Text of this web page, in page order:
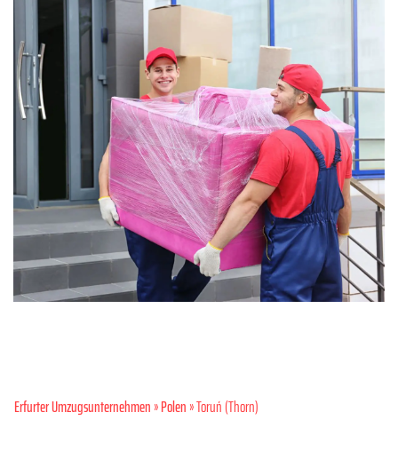
Erfurter Umzugsunternehmen»Polen» Toruń (Thorn)